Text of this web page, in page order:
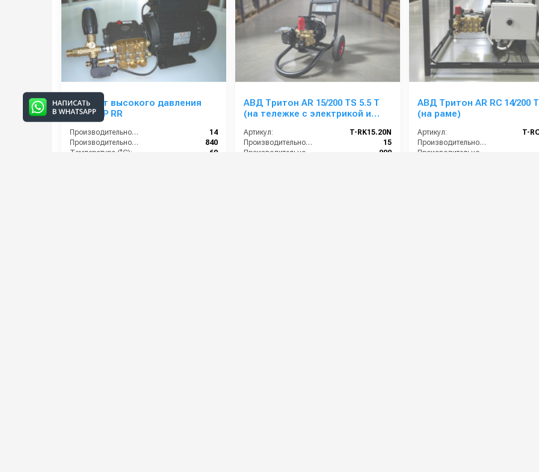
Аппарат высокого давления
M1914BP RR
Производительность (л/мин):
14
Производительность (л/ч):
840
Температура (°C):
60
АВД Тритон AR 15/200 TS 5.5 T
(на тележке с электрикой и
Артикул:
T-RK15.20N
Производительность (л/мин):
15
Производительность (л/ч):
900
АВД Тритон AR RC 14/200
(на раме)
Артикул:
T-
Производительность (л/мин):
Производительность (л/ч):